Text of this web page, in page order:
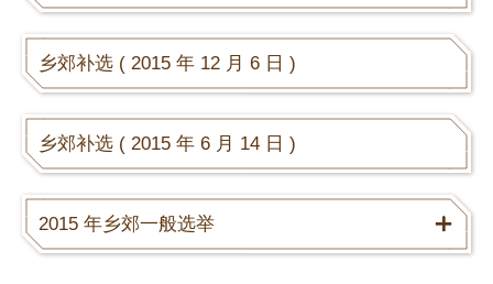
乡郊补选 ( 2015 年 12 月 6 日 )
乡郊补选 ( 2015 年 6 月 14 日 )
2015 年乡郊一般选举